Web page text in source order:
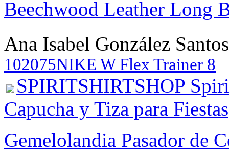
Beechwood Leather Long
Ana Isabel González Santos
102075NIKE W Flex Trainer 8
SPIRITSHIRTSHOP
Capucha y Tiza para Fiestas
Gemelolandia Pasador de